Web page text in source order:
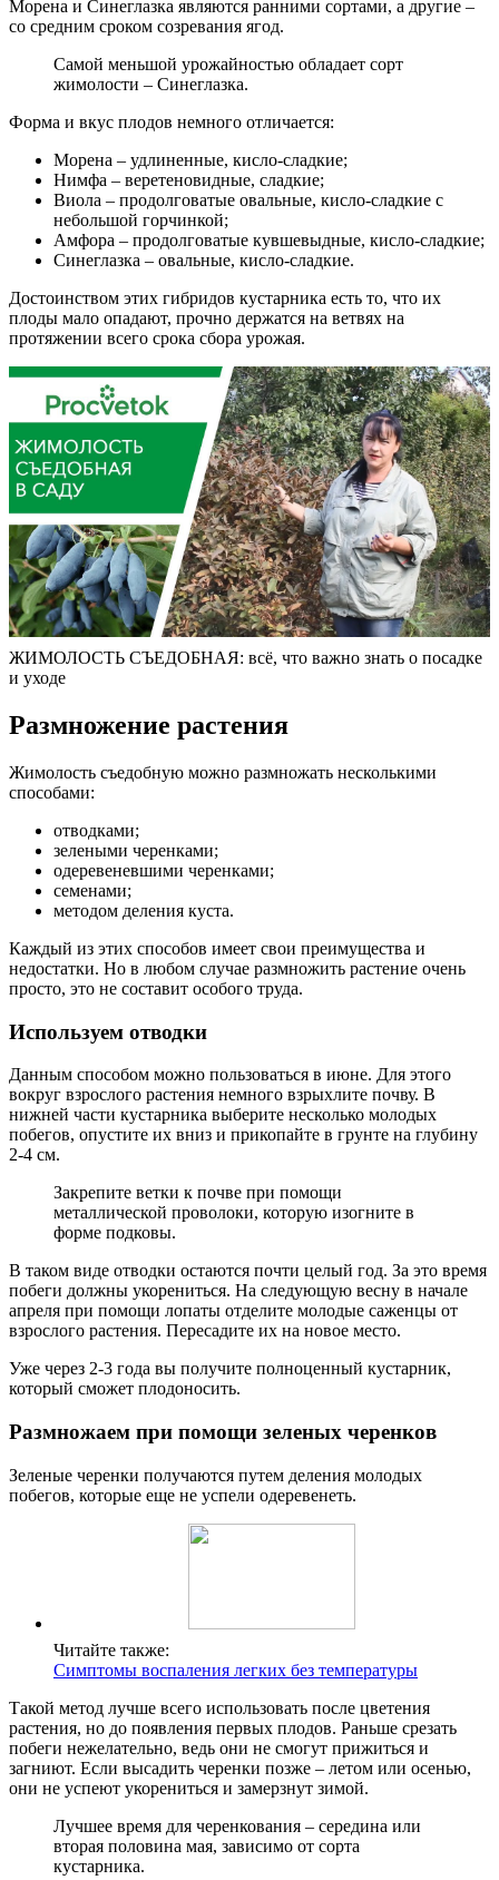
Морена и Синеглазка являются ранними сортами, а другие –
со средним сроком созревания ягод.
Самой меньшой урожайностью обладает сорт
жимолости – Синеглазка.
Форма и вкус плодов немного отличается:
Морена – удлиненные, кисло-сладкие;
Нимфа – веретеновидные, сладкие;
Виола – продолговатые овальные, кисло-сладкие с
небольшой горчинкой;
Амфора – продолговатые кувшевыдные, кисло-сладкие;
Синеглазка – овальные, кисло-сладкие.
Достоинством этих гибридов кустарника есть то, что их
плоды мало опадают, прочно держатся на ветвях на
протяжении всего срока сбора урожая.
ЖИМОЛОСТЬ СЪЕДОБНАЯ: всё, что важно знать о посадке
и уходе
Размножение растения
Жимолость съедобную можно размножать несколькими
способами:
отводками;
зелеными черенками;
одеревеневшими черенками;
семенами;
методом деления куста.
Каждый из этих способов имеет свои преимущества и
недостатки. Но в любом случае размножить растение очень
просто, это не составит особого труда.
Используем отводки
Данным способом можно пользоваться в июне. Для этого
вокруг взрослого растения немного взрыхлите почву. В
нижней части кустарника выберите несколько молодых
побегов, опустите их вниз и прикопайте в грунте на глубину
2-4 см.
Закрепите ветки к почве при помощи
металлической проволоки, которую изогните в
форме подковы.
В таком виде отводки остаются почти целый год. За это время
побеги должны укорениться. На следующую весну в начале
апреля при помощи лопаты отделите молодые саженцы от
взрослого растения. Пересадите их на новое место.
Уже через 2-3 года вы получите полноценный кустарник,
который сможет плодоносить.
Размножаем при помощи зеленых черенков
Зеленые черенки получаются путем деления молодых
побегов, которые еще не успели одеревенеть.
Читайте также:
Симптомы воспаления легких без температуры
Такой метод лучше всего использовать после цветения
растения, но до появления первых плодов. Раньше срезать
побеги нежелательно, ведь они не смогут прижиться и
загниют. Если высадить черенки позже – летом или осенью,
они не успеют укорениться и замерзнут зимой.
Лучшее время для черенкования – середина или
вторая половина мая, зависимо от сорта
кустарника.